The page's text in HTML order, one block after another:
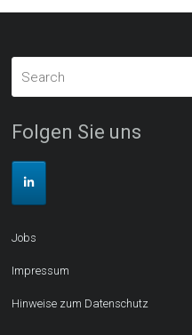
Folgen Sie uns
Jobs
Impressum
Hinweise zum Datenschutz